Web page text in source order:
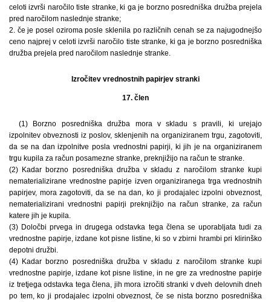
celoti izvrši naročilo tiste stranke, ki ga je borzno posredniška družba prejela
pred naročilom naslednje stranke;
2. če je posel oziroma posle sklenila po različnih cenah se za najugodnejšo
ceno najprej v celoti izvrši naročilo tiste stranke, ki ga je borzno posredniška
družba prejela pred naročilom naslednje stranke.
Izročitev vrednostnih papirjev stranki
17. člen
(1) Borzno posredniška družba mora v skladu s pravili, ki urejajo
izpolnitev obveznosti iz poslov, sklenjenih na organiziranem trgu, zagotoviti,
da se na dan izpolnitve posla vrednostni papirji, ki jih je na organiziranem
trgu kupila za račun posamezne stranke, preknjižijo na račun te stranke.
(2) Kadar borzno posredniška družba v skladu z naročilom stranke kupi
nematerializirane vrednostne papirje izven organiziranega trga vrednostnih
papirjev, mora zagotoviti, da se na dan, ko ji prodajalec izpolni obveznost,
nematerializirani vrednostni papirji preknjižijo na račun stranke, za račun
katere jih je kupila.
(3) Določbi prvega in drugega odstavka tega člena se uporabljata tudi za
vrednostne papirje, izdane kot pisne listine, ki so v zbirni hrambi pri klirinško
depotni družbi.
(4) Kadar borzno posredniška družba v skladu z naročilom stranke kupi
vrednostne papirje, izdane kot pisne listine, in ne gre za vrednostne papirje
iz tretjega odstavka tega člena, jih mora izročiti stranki v dveh delovnih dneh
po tem, ko ji prodajalec izpolni obveznost, če se nista borzno posredniška